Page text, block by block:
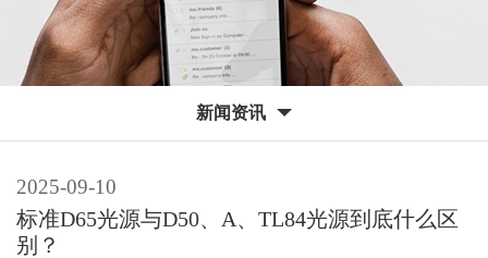
新闻资讯
2025-09-10
标准D65光源与D50、A、TL84光源到底什么区
别？